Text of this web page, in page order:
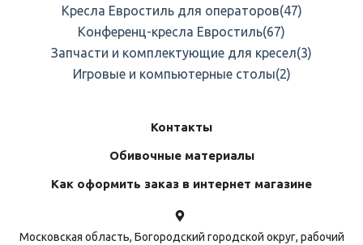
Кресла Евростиль для операторов(47)
Конференц-кресла Евростиль(67)
Запчасти и комплектующие для кресел(3)
Игровые и компьютерные столы(2)
Контакты
Обивочные материалы
Как оформить заказ в интернет магазине
Московская область, Богородский городской округ, рабочий